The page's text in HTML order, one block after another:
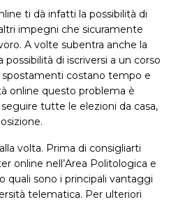
ti dà infatti la possibilità di
impegni che sicuramente
A volte subentra anche la
possibilità di iscriversi a un corso
spostamenti costano tempo e
online questo problema è
tutte le elezioni da casa,
volta. Prima di consigliarti
online nell’Area Politologica e
quali sono i principali vantaggi
telematica. Per ulteriori